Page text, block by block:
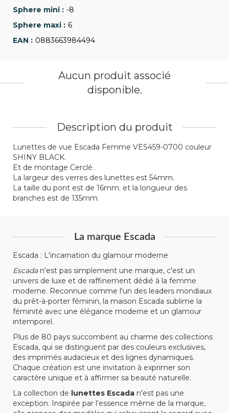
-8
6
0883663984494
Description du produit
Lunettes de vue Escada Femme VES459-0700 couleur
SHINY BLACK.
Et de montage Cerclé.
La largeur des verres des lunettes est 54mm.
La taille du pont est de 16mm. et la longueur des
branches est de 135mm.
La marque Escada
Escada : L'incarnation du glamour moderne
Escadan'est pas simplement une marque, c'est un
univers de luxe et de raffinement dédié à la femme
moderne. Reconnue comme l'un des leaders mondiaux
du prêt-à-porter féminin, la maison Escada sublime la
féminité avec une élégance moderne et un glamour
intemporel.
Plus de 80 pays succombent au charme des collections
Escada, qui se distinguent par des couleurs exclusives,
des imprimés audacieux et des lignes dynamiques.
Chaque création est une invitation à exprimer son
caractère unique et à affirmer sa beauté naturelle.
La collection de lunettes Escada n'est pas une
exception. Inspirée par l'essence même de la marque,
Aucun produit associé
disponible.